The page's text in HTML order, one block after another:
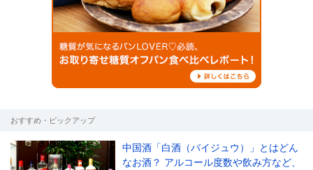
おすすめ・ピックアップ
中国酒「白酒（バイジュウ）」とはどん
なお酒？ アルコール度数や飲み方など、